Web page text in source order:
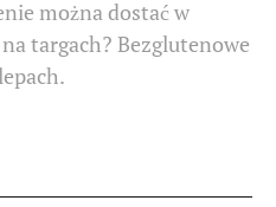
można dostać w
targach? Bezglutenowe